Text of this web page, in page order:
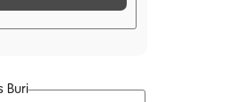
140Ft
Buri